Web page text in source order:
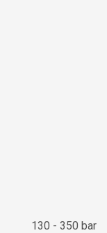
130 - 350 bar